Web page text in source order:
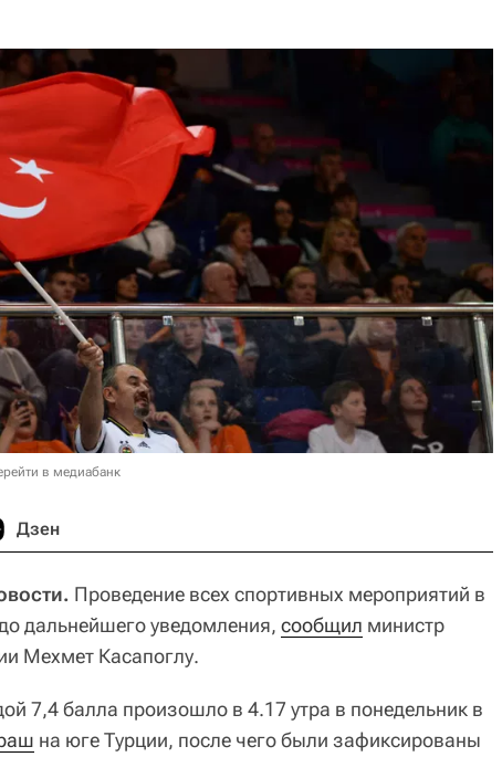
в медиабанк
Дзен
Проведение всех спортивных мероприятий в
дальнейшего уведомления, сообщил министр
Мехмет Касапоглу.
7,4 балла произошло в 4.17 утра в понедельник в
на юге Турции, после чего были зафиксированы